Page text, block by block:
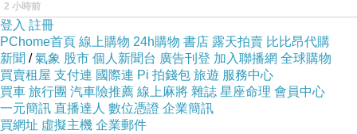
2 小時前
登入 註冊
PChome首頁 線上購物 24h購物 書店 露天拍賣 比比昂代購
新聞 /氣象 股市 個人新聞台 廣告刊登 加入聯播網 全球購物
買賣租屋 支付連 國際連 Pi 拍錢包 旅遊 服務中心
買車 旅行團 汽車險推薦 線上麻將 雜誌 星座命理 會員中心
一元簡訊 直播達人 數位憑證 企業簡訊
買網址 虛擬主機 企業郵件